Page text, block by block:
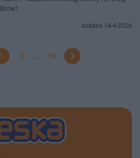
dodano 14-4-2026
1 2 28